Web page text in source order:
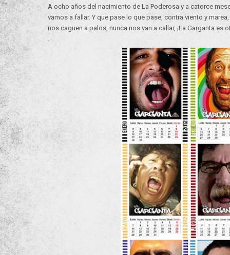
A ocho años del nacimiento de La Poderosa y a catorce
vamos a fallar. Y que pase lo que pase, contra viento y
nos caguen a palos, nunca nos van a callar, ¡La Garganta es
.